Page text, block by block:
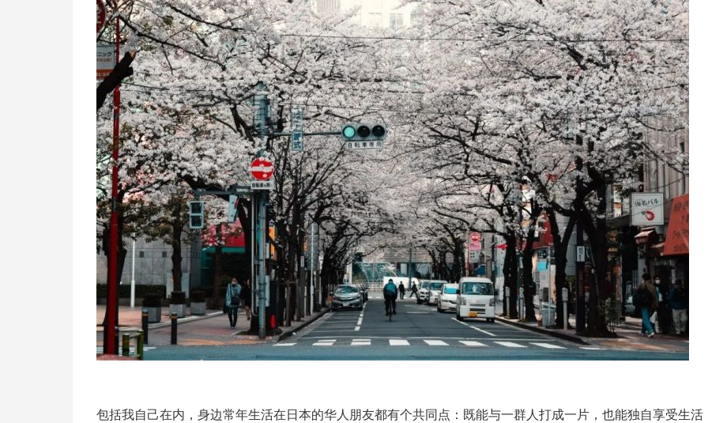
包括我自己在内，身边常年生活在日本的华人朋友都有个共同点：既能与一群人打成一片，也能独自享受生活